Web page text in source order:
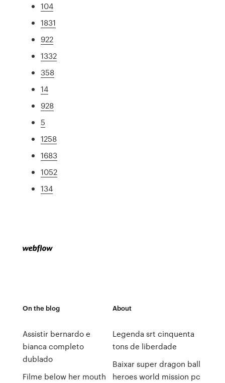
104
1831
922
1332
358
14
928
5
1258
1683
1052
134
On the blog
Assistir bernardo e
bianca completo
dublado
Filme below her mouth
About
Legenda srt cinquenta
tons de liberdade
Baixar super dragon ball
heroes world mission pc